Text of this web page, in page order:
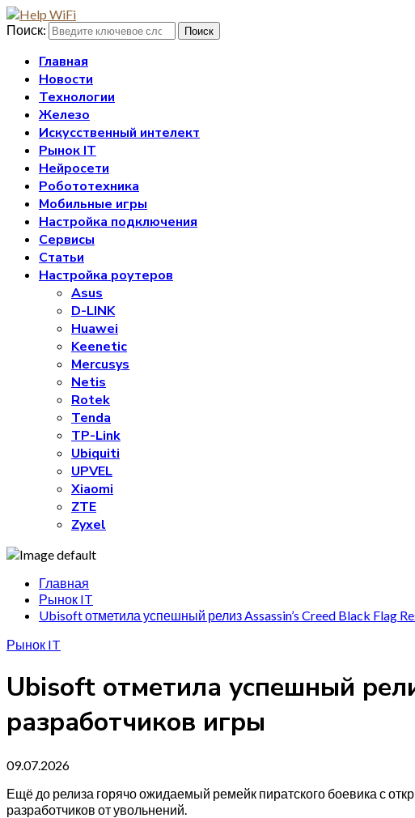
Поиск: Поиск
Главная
Новости
Технологии
Железо
Искусственный интелект
Рынок IT
Нейросети
Робототехника
Мобильные игры
Настройка подключения
Сервисы
Статьи
Настройка роутеров
Asus
D-LINK
Huawei
Keenetic
Mercusys
Netis
Rotek
Tenda
TP-Link
Ubiquiti
UPVEL
Xiaomi
ZTE
Zyxel
Главная
Рынок IT
Ubisoft отметила успешный релиз Assassin’s Creed Black Flag
Рынок IT
Ubisoft отметила успешный
разработчиков игры
09.07.2026
Ещё до релиза горячо ожидаемый ремейк пиратского боевика с
разработчиков от увольнений.